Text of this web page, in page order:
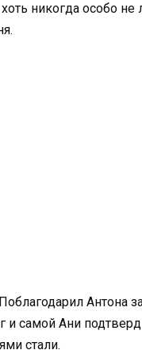
никогда особо не
Антона
самой Ани
стали.